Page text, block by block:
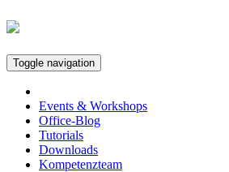
Toggle navigation
Events & Workshops
Office-Blog
Tutorials
Downloads
Kompetenzteam